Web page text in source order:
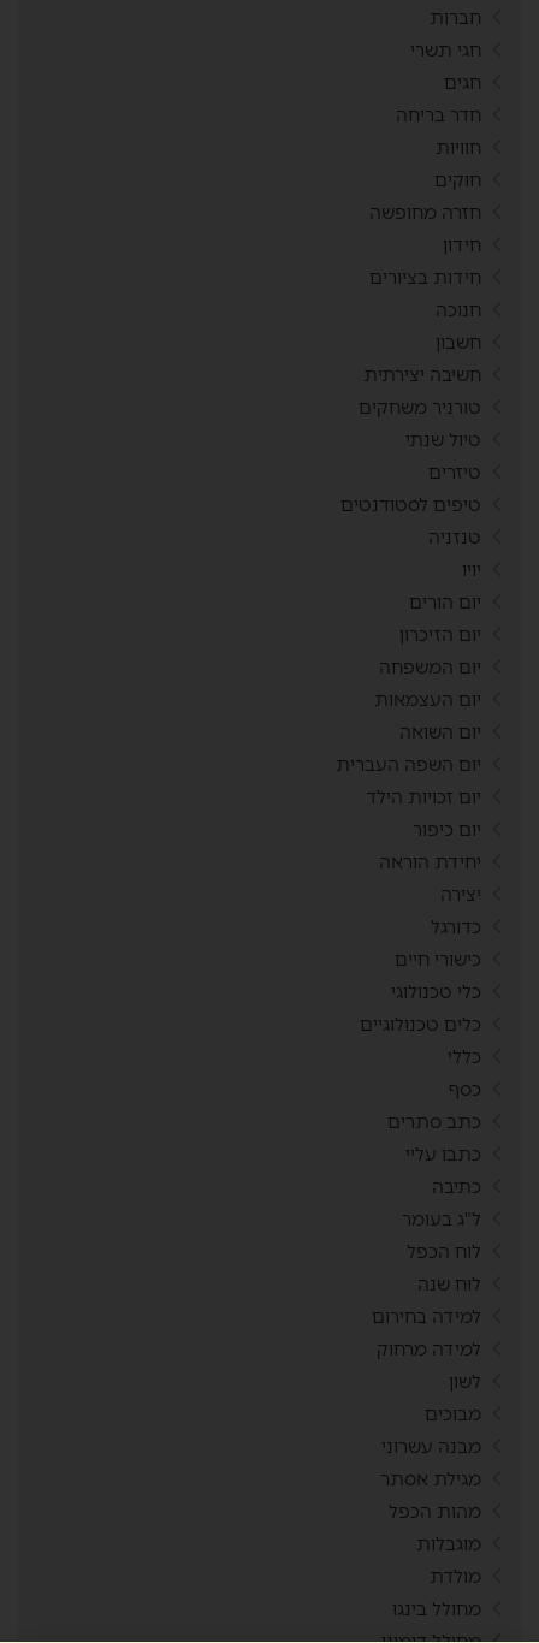
חברות
חגי תשרי
חגים
חדר בריחה
חוויות
חוקים
חזרה מחופשה
חידון
חידות בציורים
חנוכה
חשבון
חשיבה יצירתית
טורניר משחקים
טיול שנתי
טיזרים
טיפים לסטודנטים
טנזניה
יויו
יום הורים
יום הזיכרון
יום המשפחה
יום העצמאות
יום השואה
יום השפה העברית
יום זכויות הילד
יום כיפור
יחידת הוראה
יצירה
כדורגל
כישורי חיים
כלי טכנולוגי
כלים טכנולוגיים
כללי
כסף
כתב סתרים
כתבו עליי
כתיבה
ל"ג בעומר
לוח הכפל
לוח שנה
למידה בחירום
למידה מרחוק
לשון
מבוכים
מבנה עשרוני
מגילת אסתר
מהות הכפל
מוגבלות
מולדת
מחולל בינגו